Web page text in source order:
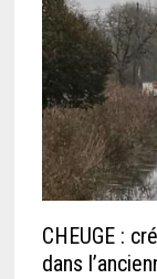
CHEUGE :
dans